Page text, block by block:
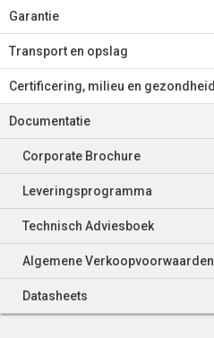
Garantie
Transport en opslag
Certificering, milieu en gezondheid
Documentatie
Corporate Brochure
Leveringsprogramma
Technisch Adviesboek
Algemene Verkoopvoorwaarden
Datasheets